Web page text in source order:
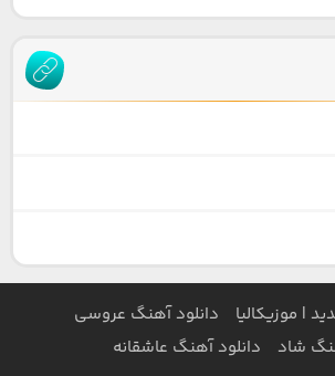
| موزیکالیا
دانلود آهنگ عروسی
شاد
دانلود آهنگ عاشقانه